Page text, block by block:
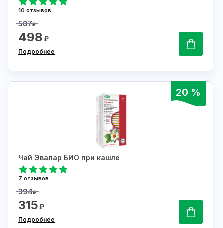
10 отзывов
587₽
498₽
Подробнее
20 %
Чай Эвалар БИО при кашле
7 отзывов
394₽
315₽
Подробнее